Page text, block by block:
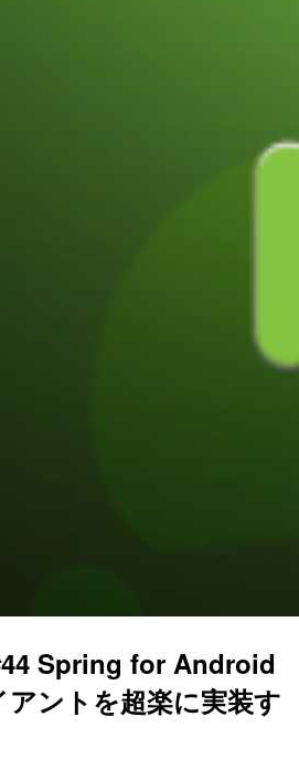
Spring for Android
ントを超楽に実装す